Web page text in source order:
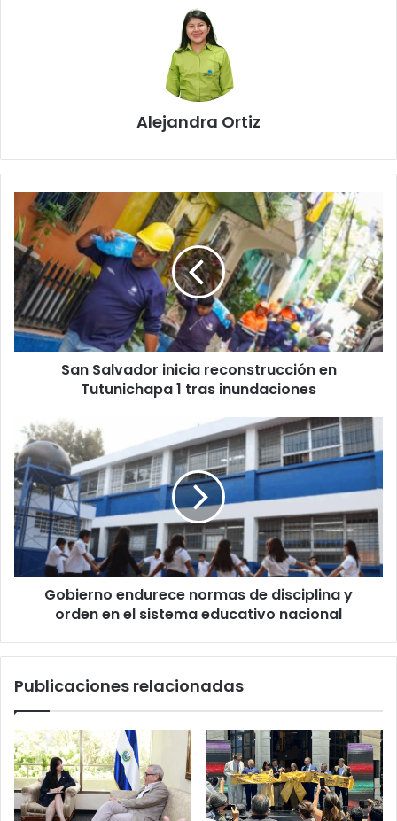
Alejandra Ortiz
San
Salvador
inicia
reconstrucción
en
Tutunichapa
1
tras
inundaciones
San Salvador inicia reconstrucción en
Tutunichapa 1 tras inundaciones
Gobierno
endurece
normas
de
disciplina
y
orden
el
sistema
educativo
Gobierno endurece normas de disciplina y
orden en el sistema educativo nacional
Publicaciones relacionadas